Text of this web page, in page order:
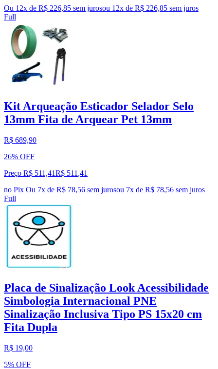
Ou 12x de R$ 226,85 sem jurosou 12x de R$ 226,85 sem juros
Full
Kit Arqueação Esticador Selador Selo
13mm Fita de Arquear Pet 13mm
R$ 689,90
26% OFF
Preço R$ 511,41R$ 511 ,41
no Pix Ou 7x de R$ 78,56 sem jurosou 7x de R$ 78,56 sem juros
Full
Placa de Sinalização Look Acessibilidade
Simbologia Internacional PNE
Sinalização Inclusiva Tipo PS 15x20 cm
Fita Dupla
R$ 19,00
5% OFF